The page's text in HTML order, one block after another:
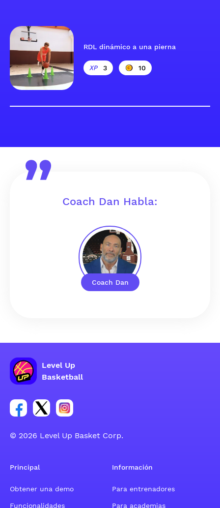
RDL dinámico a una pierna
3 10
Coach Dan
Coach Dan Habla:
Level Up
Basketball
Enlace para el grupo social de la cuenta de Facebook
Enlace para el grupo social de la cuenta de
Enlace para el grupo social de la cuenta
© 2026 Level Up Basket Corp.
Principal
Obtener una demo
Funcionalidades
Información
Para entrenadores
Para academias